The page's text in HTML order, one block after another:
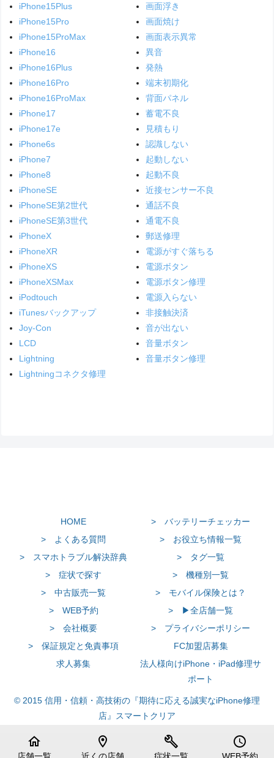
iPhone15Plus
iPhone15Pro
iPhone15ProMax
iPhone16
iPhone16Plus
iPhone16Pro
iPhone16ProMax
iPhone17
iPhone17e
iPhone6s
iPhone7
iPhone8
iPhoneSE
iPhoneSE第2世代
iPhoneSE第3世代
iPhoneX
iPhoneXR
iPhoneXS
iPhoneXSMax
iPodtouch
iTunesバックアップ
Joy-Con
LCD
Lightning
Lightningコネクタ修理
画面浮き
画面焼け
画面表示異常
異音
発熱
端末初期化
背面パネル
蓄電不良
見積もり
認識しない
起動しない
起動不良
近接センサー不良
通話不良
通電不良
郵送修理
電源がすぐ落ちる
電源ボタン
電源ボタン修理
電源入らない
非接触決済
音が出ない
音量ボタン
音量ボタン修理
HOME
> バッテリーチェッカー
> よくある質問
> お役立ち情報一覧
> スマホトラブル解決辞典
> タグ一覧
> 症状で探す
> 機種別一覧
> 中古販売一覧
> モバイル保険とは？
> WEB予約
> ▶全店舗一覧
> 会社概要
> プライバシーポリシー
> 保証規定と免責事項
FC加盟店募集
求人募集
法人様向けiPhone・iPad修理サ
ポート
© 2015 信用・信頼・高技術の『期待に応える誠実なiPhone修理
店』スマートクリア
home location_on build schedule